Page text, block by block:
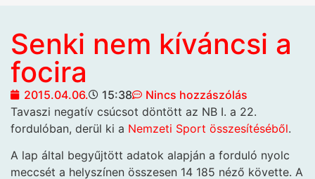
Senki nem kíváncsi a
focira
2015.04.06. 15:38
Nincs hozzászólás
Tavaszi negatív csúcsot döntött az NB I. a 22.
fordulóban, derül ki a Nemzeti Sport összesítéséből.
A lap által begyűjtött adatok alapján a forduló nyolc
meccsét a helyszínen összesen 14 185 néző követte. A